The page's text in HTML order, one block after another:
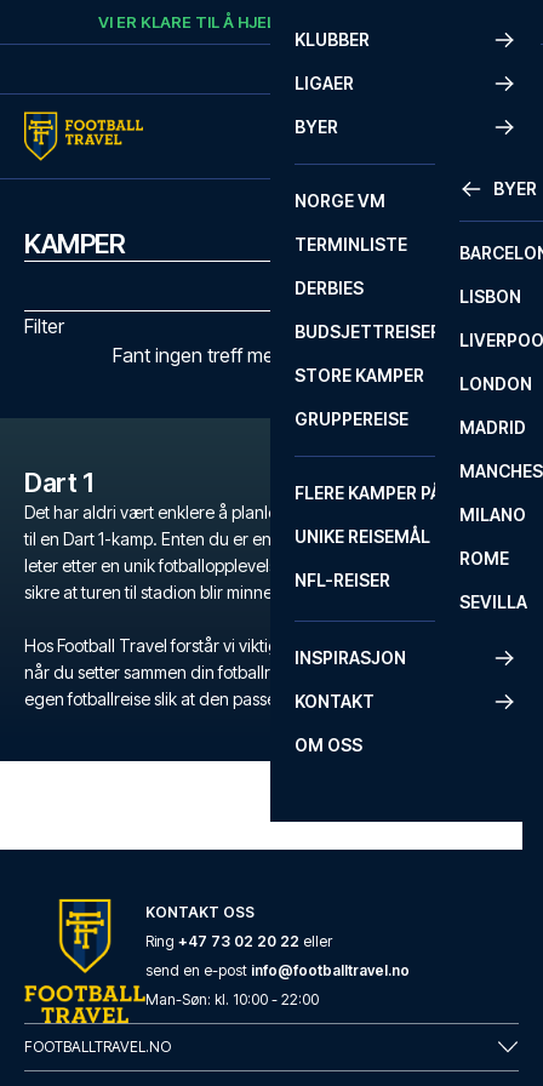
Skip to contentVI ER KLARE TIL Å HJELPE
KLUBBER
LIGAER
BYER
BYER
LISBON
LONDON
MADRID
MILANO
ROME
SEVILLA
NORGE VM
TERMINLISTE
DERBIES
BUDSJETTREISER
STORE KAMPER
GRUPPEREISE
FLERE KAMPER PÅ ÉN REISE
UNIKE REISEMÅL
NFL-REISER
INSPIRASJON
KONTAKT
OM OSS
KAMPER
Filter
Fant ingen treff med de valgte filtrene
Dart 1
Det har aldri vært enklere å planlegge en uforglemmelig fotballtur
til en Dart 1-kamp. Enten du er en dedikert fan av Dart 1, eller bare
leter etter en unik fotballopplevelse, tilbyr vi alt du trenger for å
sikre at turen til stadion blir minneverdig.
Hos Football Travel forstår vi viktigheten av fleksibilitet og komfort
når du setter sammen din fotballreise. Derfor skreddersyr du din
egen fotballreise slik at den passer akkurat dine ønsker og behov.
KONTAKT OSS
Ring +47 73 02 20 22 eller
send en e-post info@footballtravel.no
Man-Søn: kl. 10:00 - 22:00
FOOTBALLTRAVEL.NO